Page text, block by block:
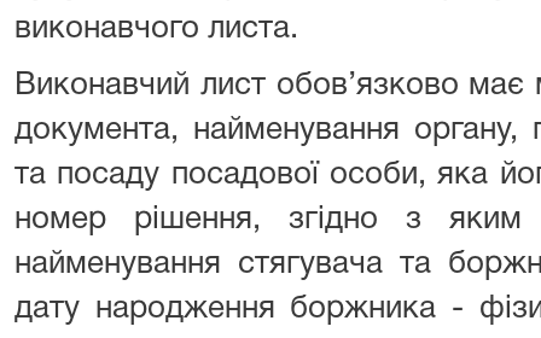
виконавчого листа.
Виконавчий лист обов’язково має
документа, найменування органу,
та посаду посадової особи, яка
номер рішення, згідно з яким
найменування стягувача та
дату народження боржника -